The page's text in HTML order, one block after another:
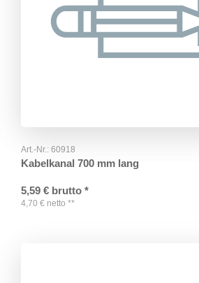
Art.-Nr.: 60918
Kabelkanal 700 mm lang
5,59 € brutto *
4,70 € netto **